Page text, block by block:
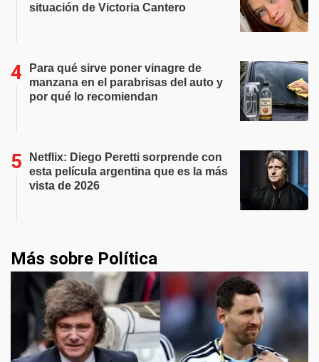
situación de Victoria Cantero
Para qué sirve poner vinagre de
manzana en el parabrisas del auto y
por qué lo recomiendan
Netflix: Diego Peretti sorprende con
esta película argentina que es la más
vista de 2026
Más sobre Política